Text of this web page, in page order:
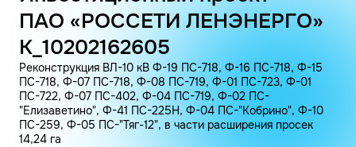
ПАО «РОССЕТИ ЛЕНЭНЕРГО»
K_10202162605
Реконструкция ВЛ-10 кВ Ф-19 ПС-718, Ф-16 ПС-718, Ф-15
ПС-718, Ф-07 ПС-718, Ф-08 ПС-719, Ф-01 ПС-723, Ф-01
ПС-722, Ф-07 ПС-402, Ф-04 ПС-719, Ф-02 ПС-
"Елизаветино", Ф-41 ПС-225Н, Ф-04 ПС-"Кобрино", Ф-10
ПС-259, Ф-05 ПС-"Тяг-12", в части расширения просек
14,24 га